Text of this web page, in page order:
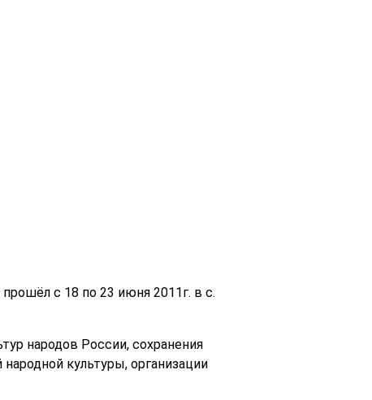
прошёл с 18 по 23 июня 2011г. в с.
народов России, сохранения
культуры, организации